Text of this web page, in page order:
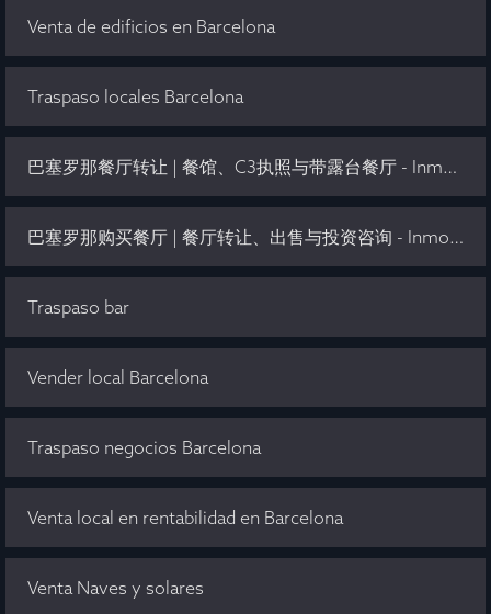
Venta de edificios en Barcelona
Traspaso locales Barcelona
巴塞罗那餐厅转让 | 餐馆、C3执照与带露台餐厅 - Inmo Olaya
巴塞罗那购买餐厅 | 餐厅转让、出售与投资咨询 - Inmo Olaya
Traspaso bar
Vender local Barcelona
Traspaso negocios Barcelona
Venta local en rentabilidad en Barcelona
Venta Naves y solares